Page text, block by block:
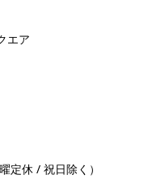
エア​​​​​​​
定休 / 祝日除く）